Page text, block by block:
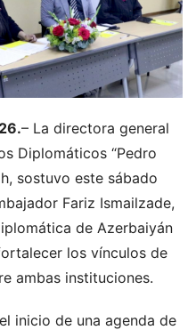
– La directora general
Diplomáticos “Pedro
sostuvo este sábado
Fariz Ismailzade,
de Azerbaiyán
los vínculos de
ambas instituciones.
inicio de una agenda de